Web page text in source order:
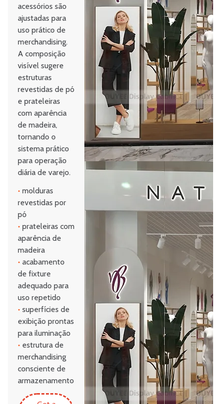
acessórios são
ajustadas para
uso prático de
merchandising.
A composição
visível sugere
estruturas
revestidas de pó
e prateleiras
com aparência
de madeira,
tornando o
sistema prático
para operação
diária de varejo.
• molduras
revestidas por
pó
• prateleiras com
aparência de
madeira
• acabamento
de fixture
adequado para
uso repetido
• superfícies de
exibição prontas
para iluminação
• estrutura de
merchandising
consciente de
armazenamento